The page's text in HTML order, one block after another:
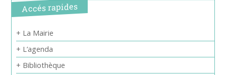
Accés rapides
+ La Mairie
+ L’agenda
+ Bibliothèque